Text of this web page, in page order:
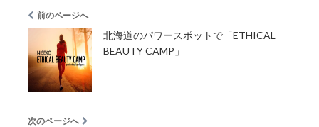
前のページへ
北海道のパワースポットで「ETHICAL
BEAUTY CAMP」
次のページへ